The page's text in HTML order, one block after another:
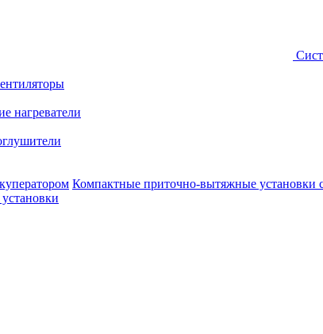
нагреватели
Компактные приточно-вытяжные установки